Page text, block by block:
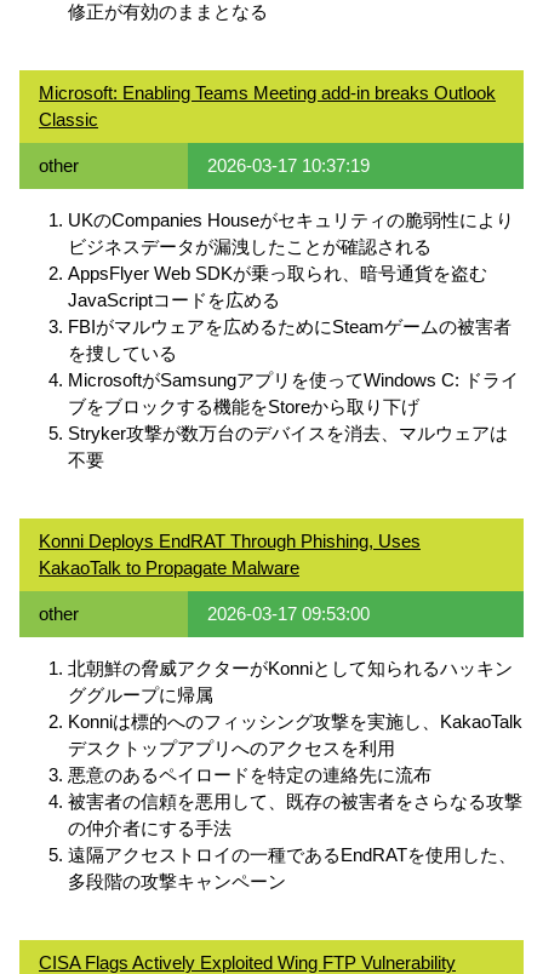
修正が有効のままとなる
Microsoft: Enabling Teams Meeting add-in breaks Outlook
Classic
other 2026-03-17 10:37:19
UKのCompanies Houseがセキュリティの脆弱性により
ビジネスデータが漏洩したことが確認される
AppsFlyer Web SDKが乗っ取られ、暗号通貨を盗む
JavaScriptコードを広める
FBIがマルウェアを広めるためにSteamゲームの被害者
を捜している
MicrosoftがSamsungアプリを使ってWindows C: ドライ
ブをブロックする機能をStoreから取り下げ
Stryker攻撃が数万台のデバイスを消去、マルウェアは
不要
Konni Deploys EndRAT Through Phishing, Uses
KakaoTalk to Propagate Malware
other 2026-03-17 09:53:00
北朝鮮の脅威アクターがKonniとして知られるハッキン
ググループに帰属
Konniは標的へのフィッシング攻撃を実施し、KakaoTalk
デスクトップアプリへのアクセスを利用
悪意のあるペイロードを特定の連絡先に流布
被害者の信頼を悪用して、既存の被害者をさらなる攻撃
の仲介者にする手法
遠隔アクセストロイの一種であるEndRATを使用した、
多段階の攻撃キャンペーン
CISA Flags Actively Exploited Wing FTP Vulnerability